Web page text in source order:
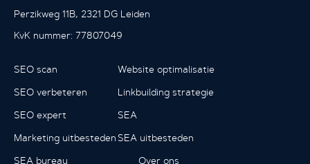
Perzikweg 11B, 2321 DG Leiden
KvK nummer: 77807049
SEO scan
SEO verbeteren
SEO expert
Marketing uitbesteden
Website optimalisatie
Linkbuilding strategie
SEA
SEA uitbesteden
SEA bureau
Over ons